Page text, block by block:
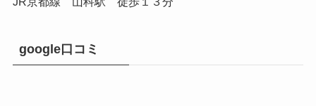
google口コミ